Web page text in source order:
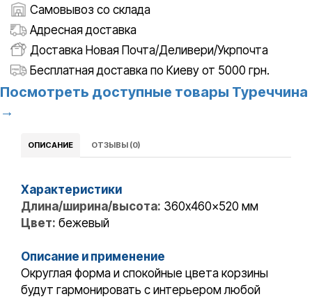
Самовывоз со склада
Адресная доставка
Доставка Новая Почта/Деливери/Укрпочта
Бесплатная доставка по Киеву от 5000 грн.
Посмотреть доступные товары Туреччина
→
ОПИСАНИЕ ОТЗЫВЫ (0)
Характеристики
Длина/ширина/высота: 360x460x520 мм
Цвет: бежевый
Описание и применение
Округлая форма и спокойные цвета корзины
будут гармонировать с интерьером любой